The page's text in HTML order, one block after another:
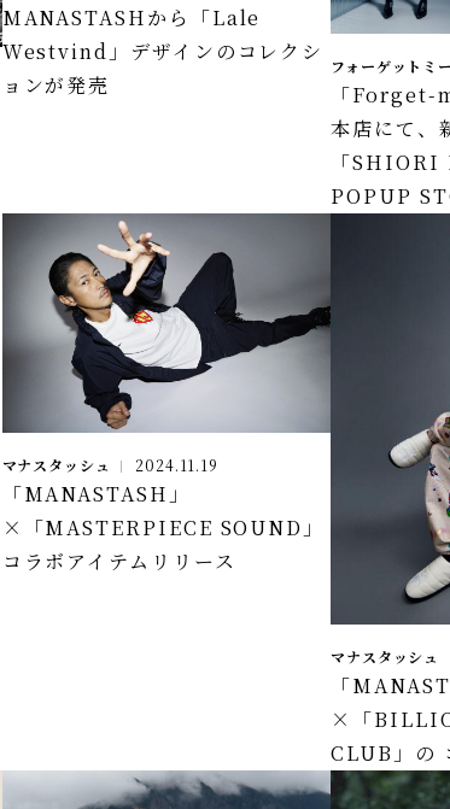
MANASTASHから「Lale
Westvind」デザインのコレクシ
ョンが発売
フォーゲットミ
「Forget-
本店にて、
「
POPUP
マナスタッシュ 2024.11.19
「MANASTASH」
×「MASTERPIECE SOUND」
コラボアイテムリリース
マナスタッシュ
「
×「
CLUB」の